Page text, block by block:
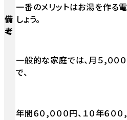
備
考
一番のメリットはお湯を作る
しょう。
一般的な家庭では、月５,００
で、
年間６０,０００円、１０年６０